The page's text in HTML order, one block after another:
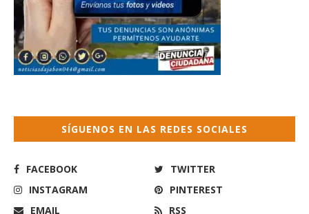
SÍGUENOS EN LAS REDES SOCIALES
FACEBOOK
TWITTER
INSTAGRAM
PINTEREST
EMAIL
RSS